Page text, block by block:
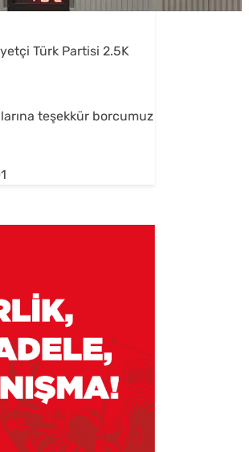
Türk Partisi 2.5K
teşekkür borcumuz